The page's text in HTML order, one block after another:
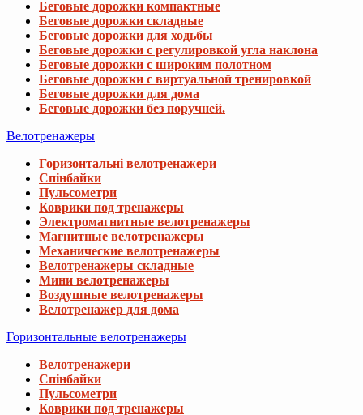
Беговые дорожки компактные
Беговые дорожки складные
Беговые дорожки для ходьбы
Беговые дорожки с регулировкой угла наклона
Беговые дорожки с широким полотном
Беговые дорожки с виртуальной тренировкой
Беговые дорожки для дома
Беговые дорожки без поручней.
Велотренажеры
Горизонтальні велотренажери
Спінбайки
Пульсометри
Коврики под тренажеры
Электромагнитные велотренажеры
Магнитные велотренажеры
Механические велотренажеры
Велотренажеры складные
Мини велотренажеры
Воздушные велотренажеры
Велотренажер для дома
Горизонтальные велотренажеры
Велотренажери
Спінбайки
Пульсометри
Коврики под тренажеры